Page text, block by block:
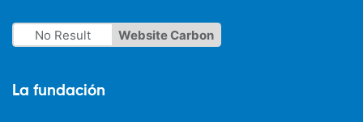
No Result Website Carbon
La fundación